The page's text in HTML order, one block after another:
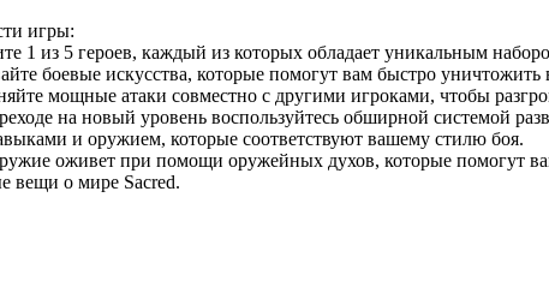
игры:
1 из 5 героев, каждый из которых обладает уникальным
боевые искусства, которые помогут вам быстро уничтожить
мощные атаки совместно с другими игроками, чтобы
на новый уровень воспользуйтесь обширной системой
и оружием, которые соответствуют вашему стилю боя.
оживет при помощи оружейных духов, которые помогут
вещи о мире Sacred.